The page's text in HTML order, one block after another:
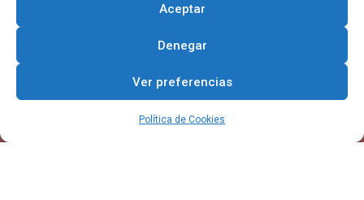
Aceptar
Denegar
Ver preferencias
Política de Cookies
Suscribirse